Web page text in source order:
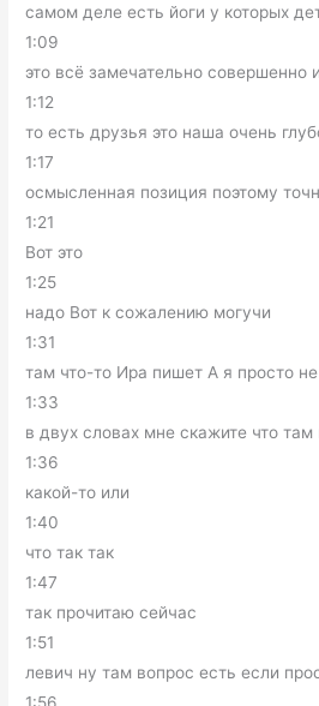
самом деле есть йоги у которых
1:09
это всё замечательно совершенно
1:12
то есть друзья это наша очень
1:17
осмысленная позиция поэтому
1:21
Вот это
1:25
надо Вот к сожалению могучи
1:31
там что-то Ира пишет А я просто
1:33
в двух словах мне скажите что там
1:36
какой-то или
1:40
что так так
1:47
так прочитаю сейчас
1:51
левич ну там вопрос есть если